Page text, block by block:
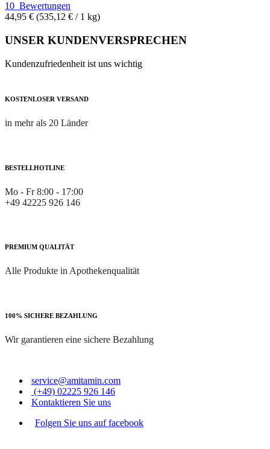
10 Bewertungen
44,95 € (535,12 €­ / 1 kg)
UNSER KUNDENVERSPRECHEN
Kundenzufriedenheit ist uns wichtig
KOSTENLOSER VERSAND
in mehr als 20 Länder
BESTELLHOTLINE
Mo - Fr 8:00 - 17:00
+49 42225 926 146
PREMIUM QUALITÄT
Alle Produkte in Apothekenqualität
100% SICHERE BEZAHLUNG
Wir garantieren eine sichere Bezahlung
service@amitamin.com
(+49) 02225 926 146
Kontaktieren Sie uns
Folgen Sie uns auf facebook